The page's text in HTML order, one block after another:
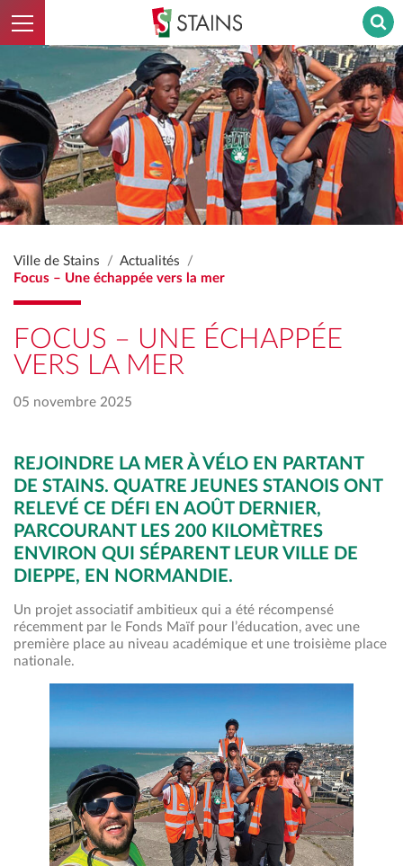
Ouvrir le menu Stains - Retour à l'accueil
Ville de Stains
Actualités
Focus – Une échappée vers la mer
FOCUS – UNE ÉCHAPPÉE
VERS LA MER
05 novembre 2025
REJOINDRE LA MER À VÉLO EN PARTANT
DE STAINS. QUATRE JEUNES STANOIS ONT
RELEVÉ CE DÉFI EN AOÛT DERNIER,
PARCOURANT LES 200 KILOMÈTRES
ENVIRON QUI SÉPARENT LEUR VILLE DE
DIEPPE, EN NORMANDIE.
Un projet associatif ambitieux qui a été récompensé
récemment par le Fonds Maïf pour l’éducation, avec une
première place au niveau académique et une troisième place
nationale.